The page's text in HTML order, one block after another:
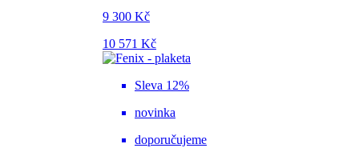
9 300 Kč
10 571 Kč
Sleva 12%
novinka
doporučujeme